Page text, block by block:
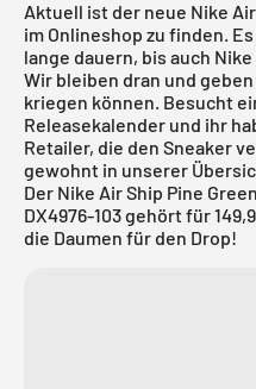
Aktuell ist der neue Nike
im Onlineshop zu finden.
lange dauern, bis auch
Wir bleiben dran und
kriegen können. Besucht
Releasekalender und ihr
Retailer, die den Sneaker
gewohnt in unserer
Der Nike Air Ship Pine
DX4976-103 gehört für
die Daumen für den Drop!